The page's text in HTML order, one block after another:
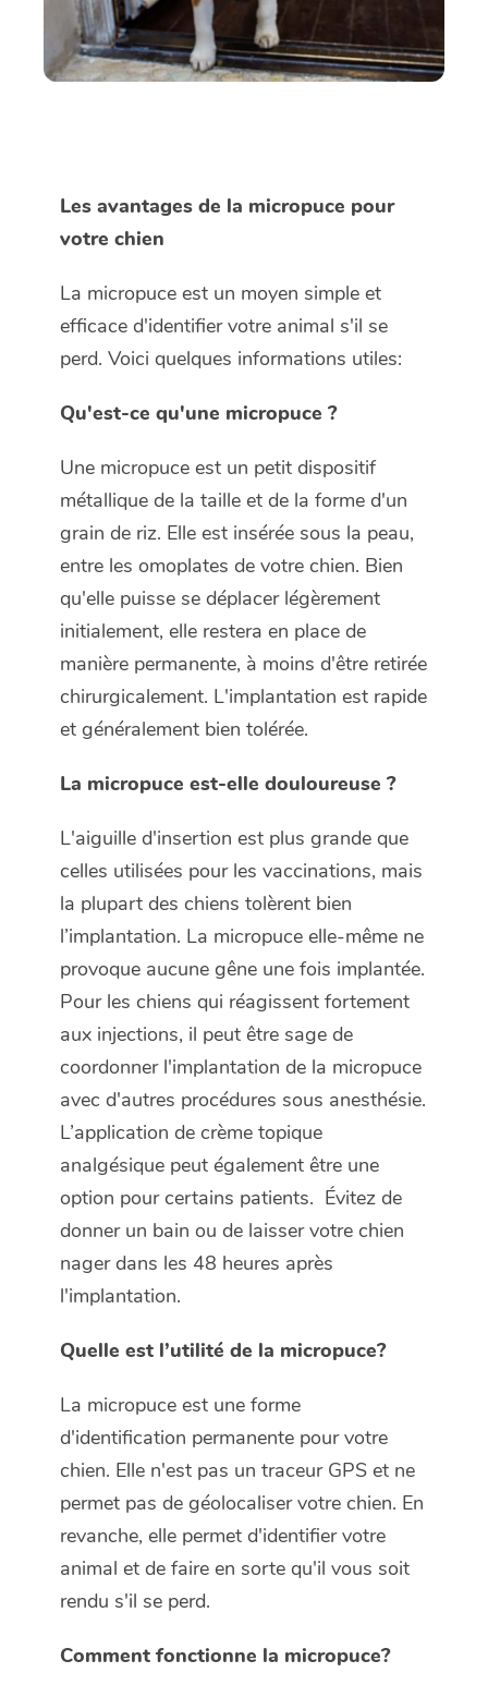
Les avantages de la micropuce pour
votre chien
La micropuce est un moyen simple et
efficace d'identifier votre animal s'il se
perd. Voici quelques informations utiles:
Qu'est-ce qu'une micropuce ?
Une micropuce est un petit dispositif
métallique de la taille et de la forme d'un
grain de riz. Elle est insérée sous la peau,
entre les omoplates de votre chien. Bien
qu'elle puisse se déplacer légèrement
initialement, elle restera en place de
manière permanente, à moins d'être retirée
chirurgicalement. L'implantation est rapide
et généralement bien tolérée.
La micropuce est-elle douloureuse ?
L'aiguille d'insertion est plus grande que
celles utilisées pour les vaccinations, mais
la plupart des chiens tolèrent bien
l’implantation. La micropuce elle-même ne
provoque aucune gêne une fois implantée.
Pour les chiens qui réagissent fortement
aux injections, il peut être sage de
coordonner l'implantation de la micropuce
avec d'autres procédures sous anesthésie.
L’application de crème topique
analgésique peut également être une
option pour certains patients. Évitez de
donner un bain ou de laisser votre chien
nager dans les 48 heures après
l'implantation.
Quelle est l’utilité de la micropuce?
La micropuce est une forme
d'identification permanente pour votre
chien. Elle n'est pas un traceur GPS et ne
permet pas de géolocaliser votre chien. En
revanche, elle permet d'identifier votre
animal et de faire en sorte qu'il vous soit
rendu s'il se perd.
Comment fonctionne la micropuce?